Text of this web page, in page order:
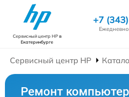
Сервисный центр HPв
Екатеринбурге
+7
Сервисный центр HP
Ремонт